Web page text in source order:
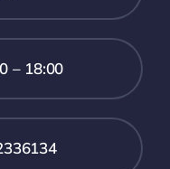
– 18:00